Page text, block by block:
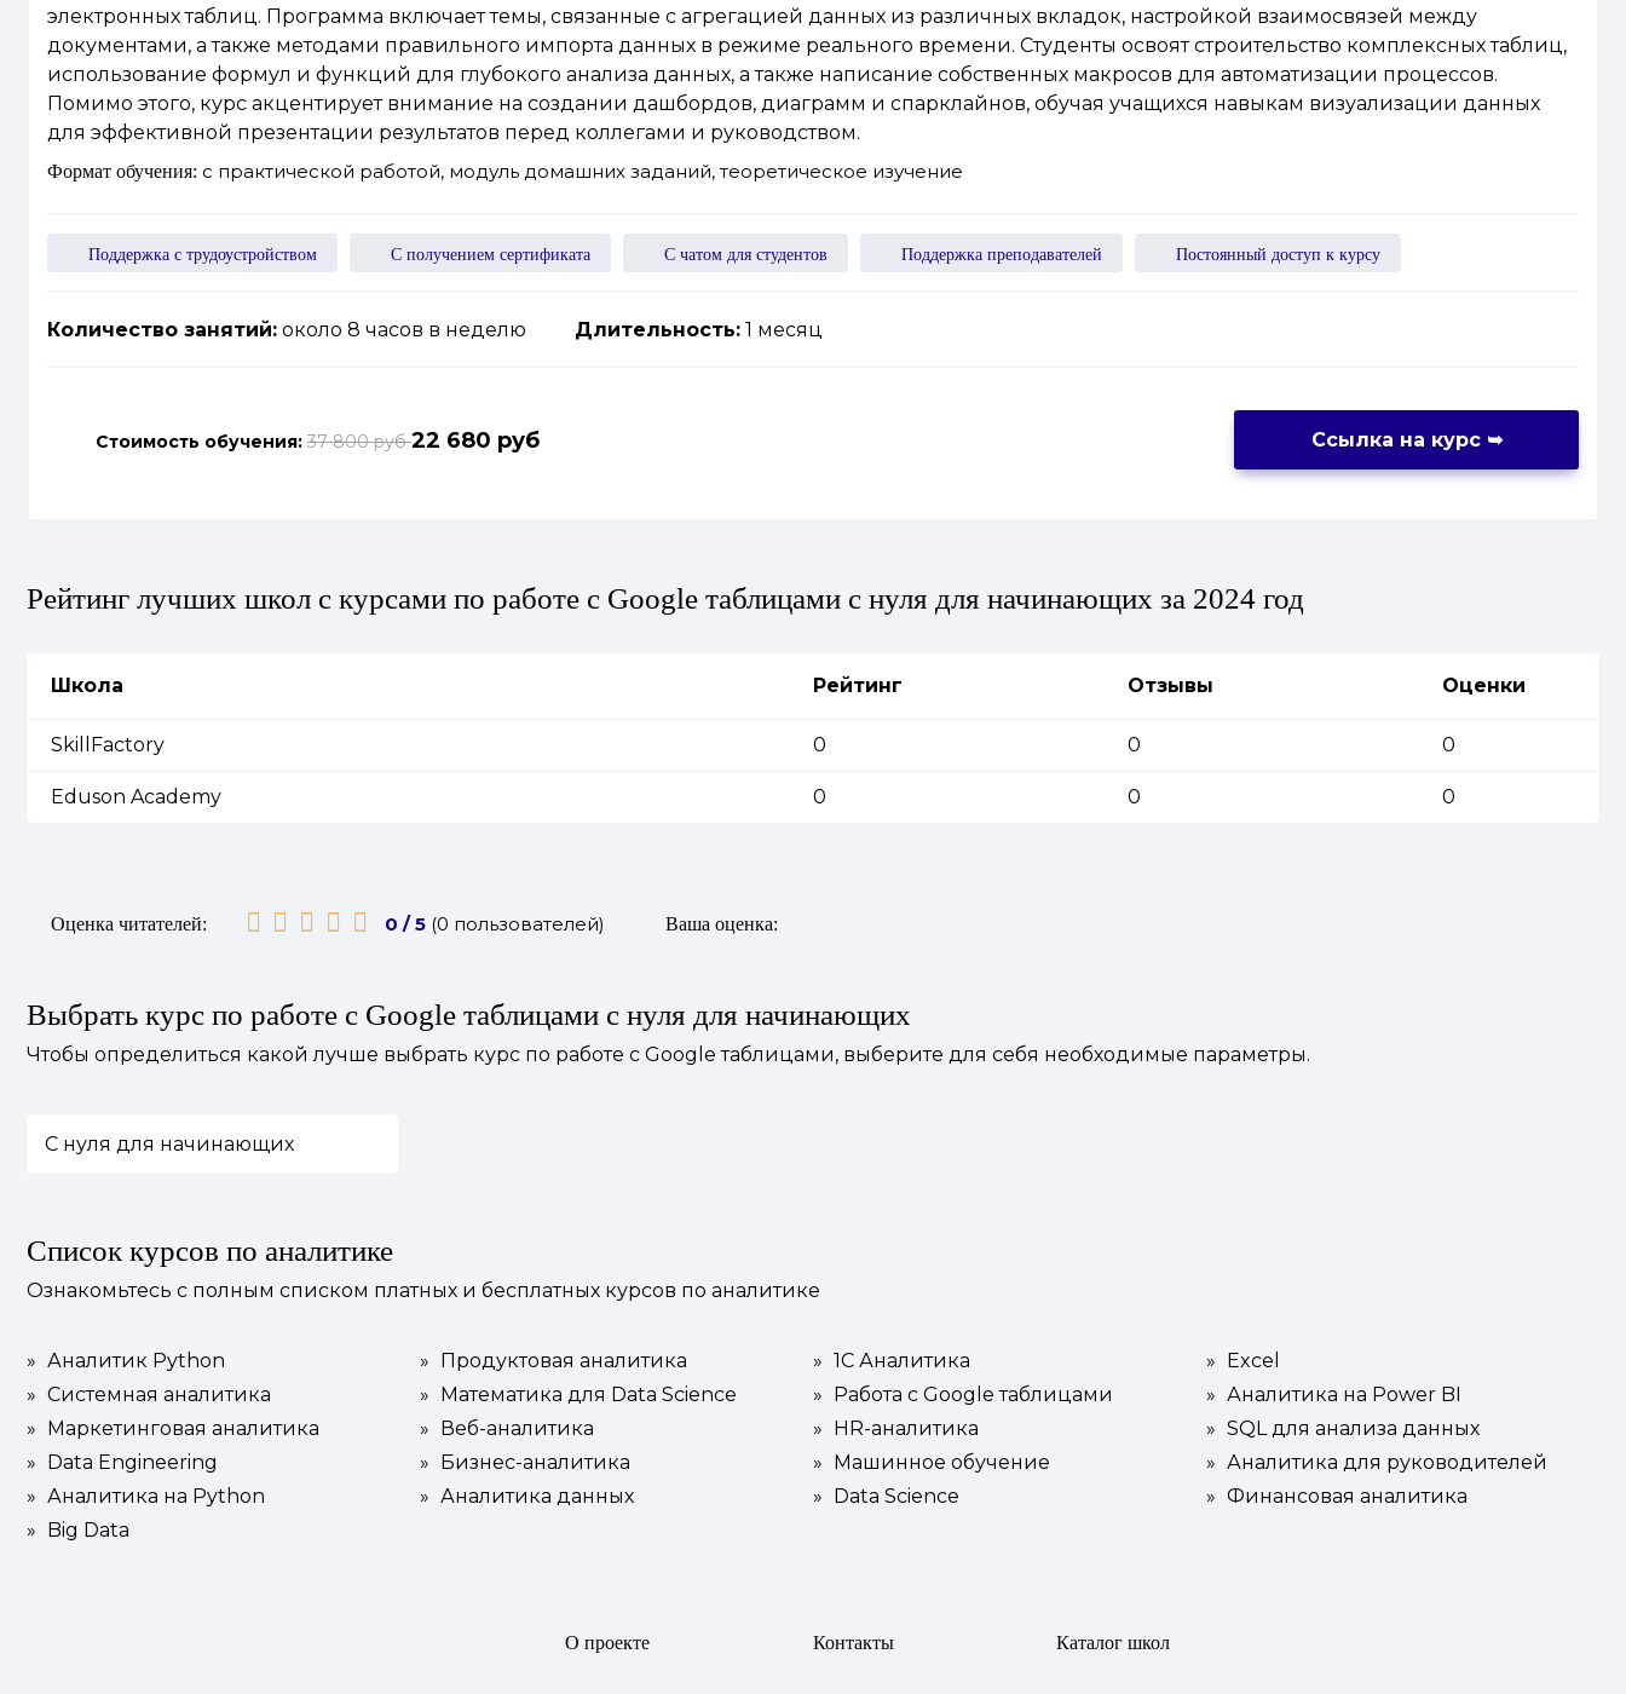
электронных таблиц. Программа включает темы, связанные с агрегацией данных из различных вкладок, настройкой взаимосвязей между
документами, а также методами правильного импорта данных в режиме реального времени. Студенты освоят строительство комплексных таблиц,
использование формул и функций для глубокого анализа данных, а также написание собственных макросов для автоматизации процессов.
Помимо этого, курс акцентирует внимание на создании дашбордов, диаграмм и спарклайнов, обучая учащихся навыкам визуализации данных
для эффективной презентации результатов перед коллегами и руководством.
Формат обучения: с практической работой, модуль домашних заданий, теоретическое изучение
Поддержка с трудоустройством С получением сертификата С чатом для студентов Поддержка преподавателей Постоянный доступ к курсу
Количество занятий: около 8 часов в неделю Длительность: 1 месяц
Стоимость обучения: 37 800 руб22 680 руб Ссылка на курс ➥
Рейтинг лучших школ с курсами по работе с Google таблицами с нуля для начинающих за 2024 год
Школа Рейтинг Отзывы Оценки
SkillFactory 0 0 0
Eduson Academy 0 0 0
Оценка читателей: 0 / 5 (0 пользователей) Ваша оценка:
Выбрать курс по работе с Google таблицами с нуля для начинающих
Чтобы определиться какой лучше выбрать курс по работе с Google таблицами, выберите для себя необходимые параметры.
С нуля для начинающих
Список курсов по аналитике
Ознакомьтесь с полным списком платных и бесплатных курсов по аналитике
» Аналитик Python » Продуктовая аналитика » 1С Аналитика » Excel
» Системная аналитика » Математика для Data Science » Работа с Google таблицами » Аналитика на Power BI
» Маркетинговая аналитика » Веб-аналитика » HR-аналитика » SQL для анализа данных
» Data Engineering » Бизнес-аналитика » Машинное обучение » Аналитика для руководителей
» Аналитика на Python » Аналитика данных » Data Science » Финансовая аналитика
» Big Data
О проекте Контакты Каталог школ